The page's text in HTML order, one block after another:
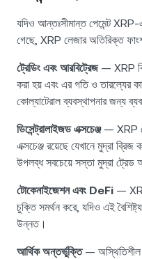
যদিও আন্তঃসীমান্ত পেমেন্ট XRP-
গেছে, XRP লেজার অতিরিক্ত
ট্রেডিং এবং আরবিট্রেজ— XRP
করা হয় এবং এর গতি ও তারল্যের
কোল্যাটেরাল ব্যবস্থাপনার জন্য
ডিসেন্ট্রালাইজড এক্সচেঞ্জ— XRP
এক্সচেঞ্জ রয়েছে যেখানে মুদ্রা
উপলব্ধ সবচেয়ে সস্তা মুদ্রা ট্রেড
টোকেনাইজেশন এবং DeFi —
চুক্তি সমর্থন করে, যদিও এই
উন্নত।
আর্থিক অন্তর্ভুক্তি— অস্থিতিশীল